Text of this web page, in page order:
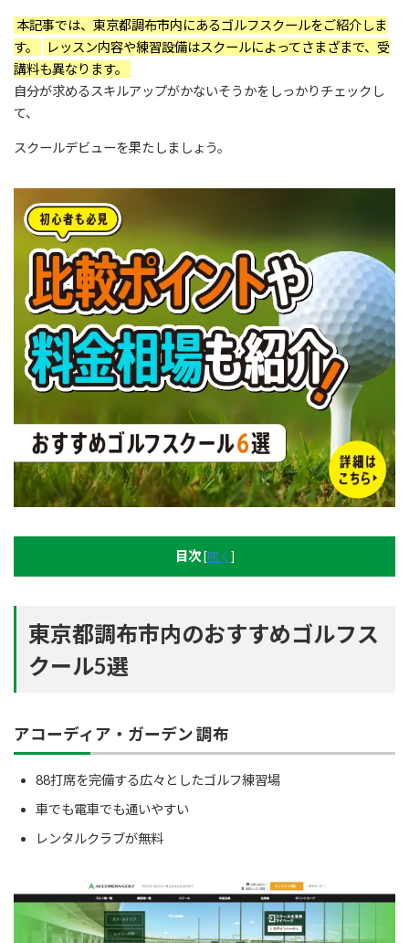
本記事では、東京都調布市内にあるゴルフスクールをご紹介しま
す。
レッスン内容や練習設備はスクールによってさまざまで、受
講料も異なります。
自分が求めるスキルアップがかないそうかをしっかりチェックし
て、
スクールデビューを果たしましょう。
目次 [開く ]
東京都調布市内のおすすめゴルフス
クール5選
アコーディア・ガーデン 調布
88打席を完備する広々としたゴルフ練習場
車でも電車でも通いやすい
レンタルクラブが無料